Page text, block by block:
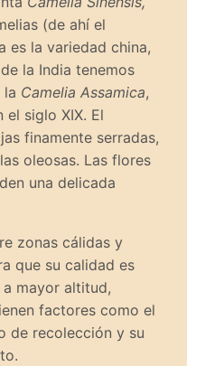
(de ahí el
es la variedad china,
la India tenemos
la Camelia Assamica,
siglo XIX. El
finamente serradas,
oleosas. Las flores
una delicada
zonas cálidas y
que su calidad es
mayor altitud,
factores como el
de recolección y su